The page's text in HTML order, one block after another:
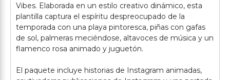
Vibes. Elaborada en un estilo creativo dinámico, esta
plantilla captura el espíritu despreocupado de la
temporada con una playa pintoresca, piñas con gafas
de sol, palmeras meciéndose, altavoces de música y un
flamenco rosa animado y juguetón.
El paquete incluye historias de Instagram animadas,